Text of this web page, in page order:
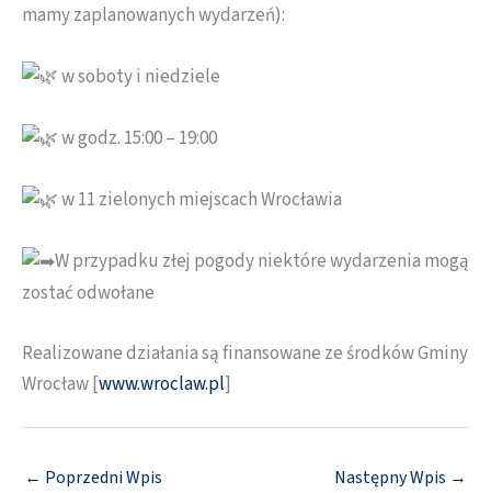
mamy zaplanowanych wydarzeń):
w soboty i niedziele
w godz. 15:00 – 19:00
w 11 zielonych miejscach Wrocławia
W przypadku złej pogody niektóre wydarzenia mogą
zostać odwołane
Realizowane działania są finansowane ze środków Gminy
Wrocław [www.wroclaw.pl]
← Poprzedni Wpis Następny Wpis →